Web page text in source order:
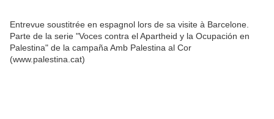
Entrevue soustitrée en espagnol lors de sa visite à Barcelone.
Parte de la serie "Voces contra el Apartheid y la Ocupación en
Palestina" de la campaña Amb Palestina al Cor
(www.palestina.cat)